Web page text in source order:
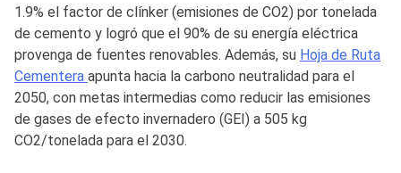
1.9% el factor de clínker (emisiones de CO2) por tonelada
de cemento y logró que el 90% de su energía eléctrica
provenga de fuentes renovables. Además, su Hoja de Ruta
Cementera apunta hacia la carbono neutralidad para el
2050, con metas intermedias como reducir las emisiones
de gases de efecto invernadero (GEI) a 505 kg
CO2/tonelada para el 2030.